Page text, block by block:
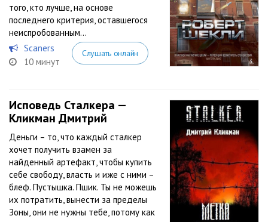
того, кто лучше, на основе
последнего критерия, оставшегося
неиспробованным…
Scaners
10 минут
Слушать онлайн
Исповедь Сталкера —
Кликман Дмитрий
Деньги – то, что каждый сталкер
хочет получить взамен за
найденный артефакт, чтобы купить
себе свободу, власть и иже с ними –
блеф. Пустышка. Пшик. Ты не можешь
их потратить, вынести за пределы
Зоны, они не нужны тебе, потому как